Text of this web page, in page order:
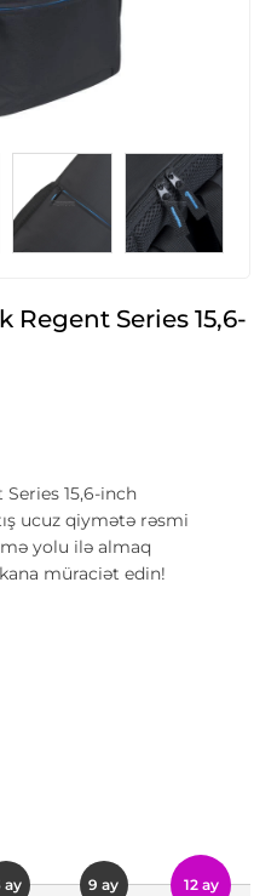
Regent Series 15,6-
15,6-inch
ucuz qiymətə rəsmi
yolu ilə almaq
müraciət edin!
ay 9 ay 12 ay